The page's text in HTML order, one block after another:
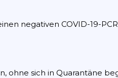
negativen COVID-19-
ohne sich in Quarantäne